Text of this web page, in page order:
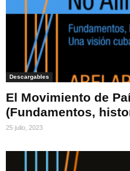
Descargables
El Movimiento de
(Fundamentos,
25 julio, 2023